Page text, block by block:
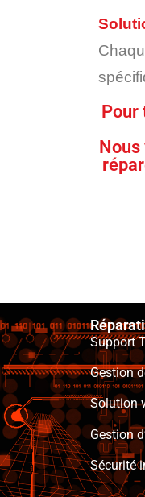
Pour
Support
Gestion
Solution
Gestion
Sécurité